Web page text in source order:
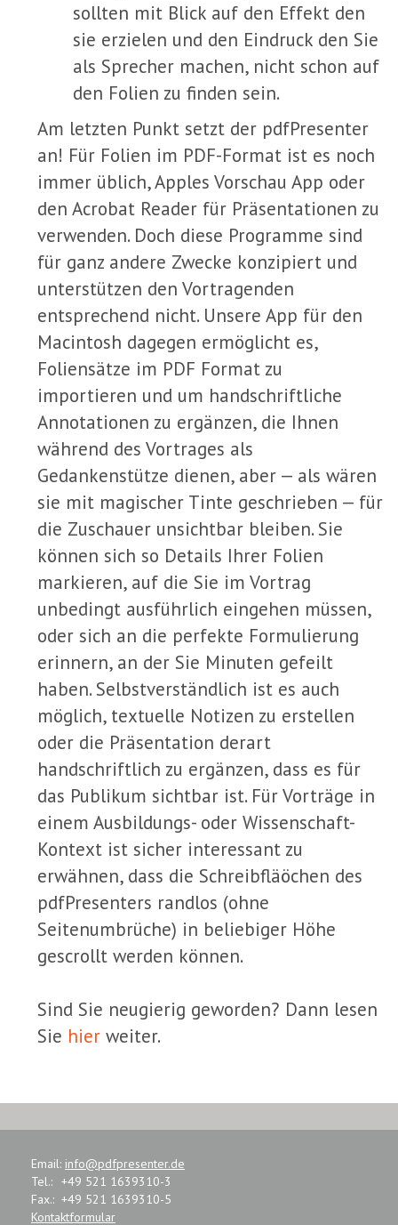
sollten mit Blick auf den Effekt den
sie erzielen und den Eindruck den Sie
als Sprecher machen, nicht schon auf
den Folien zu finden sein.
Am letzten Punkt setzt der pdfPresenter
an! Für Folien im PDF-Format ist es noch
immer üblich, Apples Vorschau App oder
den Acrobat Reader für Präsentationen zu
verwenden. Doch diese Programme sind
für ganz andere Zwecke konzipiert und
unterstützen den Vortragenden
entsprechend nicht. Unsere App für den
Macintosh dagegen ermöglicht es,
Foliensätze im PDF Format zu
importieren und um handschriftliche
Annotationen zu ergänzen, die Ihnen
während des Vortrages als
Gedankenstütze dienen, aber — als wären
sie mit magischer Tinte geschrieben — für
die Zuschauer unsichtbar bleiben. Sie
können sich so Details Ihrer Folien
markieren, auf die Sie im Vortrag
unbedingt ausführlich eingehen müssen,
oder sich an die perfekte Formulierung
erinnern, an der Sie Minuten gefeilt
haben. Selbstverständlich ist es auch
möglich, textuelle Notizen zu erstellen
oder die Präsentation derart
handschriftlich zu ergänzen, dass es für
das Publikum sichtbar ist. Für Vorträge in
einem Ausbildungs- oder Wissenschaft-
Kontext ist sicher interessant zu
erwähnen, dass die Schreibfläöchen des
pdfPresenters randlos (ohne
Seitenumbrüche) in beliebiger Höhe
gescrollt werden können.
Sind Sie neugierig geworden? Dann lesen
Sie hier weiter.
Email: info@pdfpresenter.de
Tel.: +49 521 1639310-3
Fax.: +49 521 1639310-5
Kontaktformular